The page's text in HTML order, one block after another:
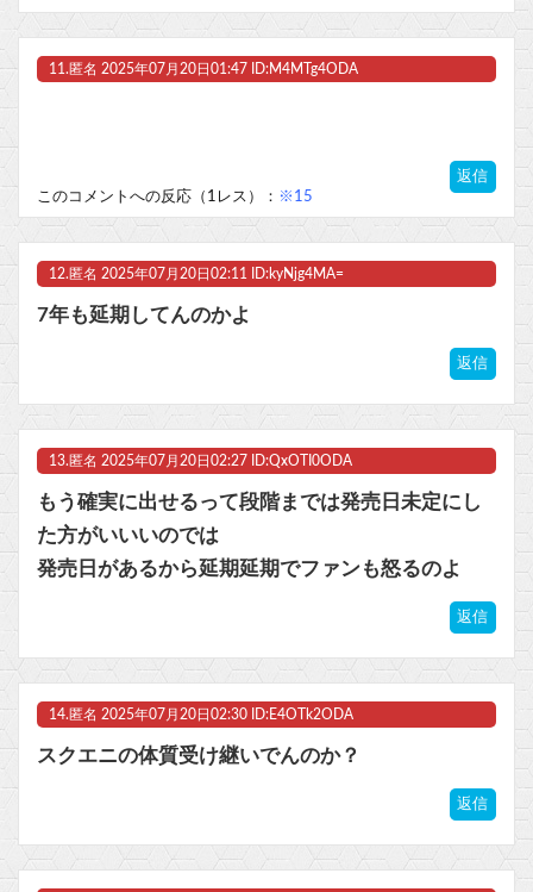
11. 匿名 2025年07月20日01:47 ID:M4MTg4ODA
返信
このコメントへの反応（1レス）： ※15
12. 匿名 2025年07月20日02:11 ID:kyNjg4MA=
7年も延期してんのかよ
返信
13. 匿名 2025年07月20日02:27 ID:QxOTI0ODA
もう確実に出せるって段階までは発売日未定にし
た方がいいいのでは
発売日があるから延期延期でファンも怒るのよ
返信
14. 匿名 2025年07月20日02:30 ID:E4OTk2ODA
スクエニの体質受け継いでんのか？
返信